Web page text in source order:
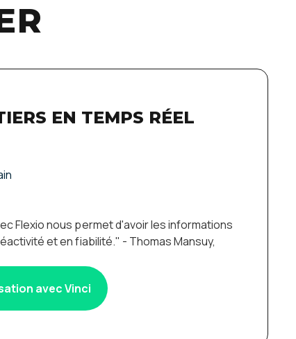
EN TEMPS RÉEL
Flexio nous permet d'avoir les informations
et en fiabilité." - Thomas Mansuy,
avec Vinci